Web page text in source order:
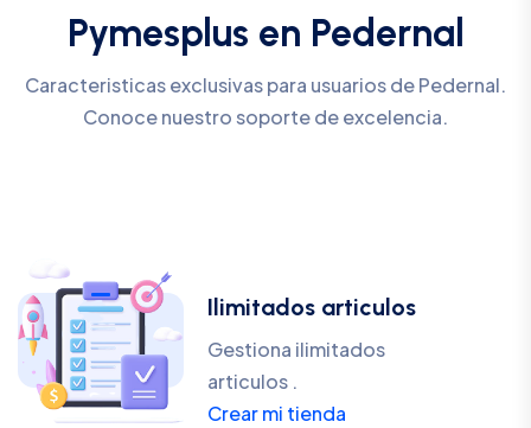
Pymesplus en Pedernal
Caracteristicas exclusivas para usuarios de Pedernal.
Conoce nuestro soporte de excelencia.
Ilimitados articulos
Gestiona ilimitados
articulos .
Crear mi tienda